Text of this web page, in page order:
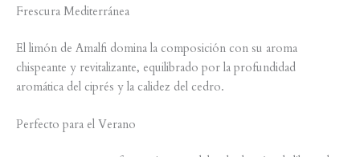
Frescura Mediterránea
El limón de Amalfi domina la composición con su aroma
chispeante y revitalizante, equilibrado por la profundidad
aromática del ciprés y la calidez del cedro.
Perfecto para el Verano